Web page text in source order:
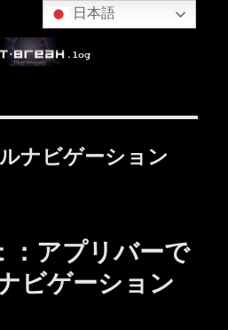
ナビゲーション
アプリバーで
ビゲーション
日本語